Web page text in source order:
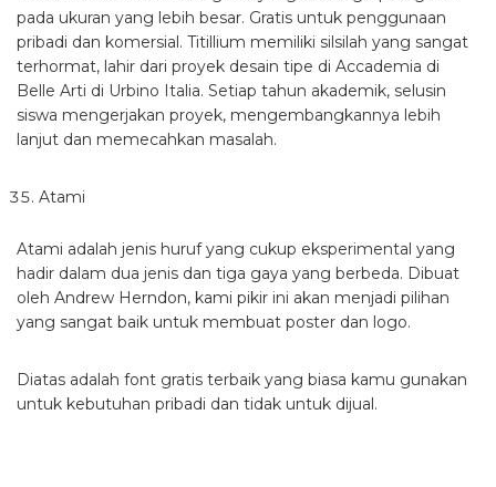
pada ukuran yang lebih besar. Gratis untuk penggunaan
pribadi dan komersial. Titillium memiliki silsilah yang sangat
terhormat, lahir dari proyek desain tipe di Accademia di
Belle Arti di Urbino Italia. Setiap tahun akademik, selusin
siswa mengerjakan proyek, mengembangkannya lebih
lanjut dan memecahkan masalah.
Atami
Atami adalah jenis huruf yang cukup eksperimental yang
hadir dalam dua jenis dan tiga gaya yang berbeda. Dibuat
oleh Andrew Herndon, kami pikir ini akan menjadi pilihan
yang sangat baik untuk membuat poster dan logo.
Diatas adalah font gratis terbaik yang biasa kamu gunakan
untuk kebutuhan pribadi dan tidak untuk dijual.